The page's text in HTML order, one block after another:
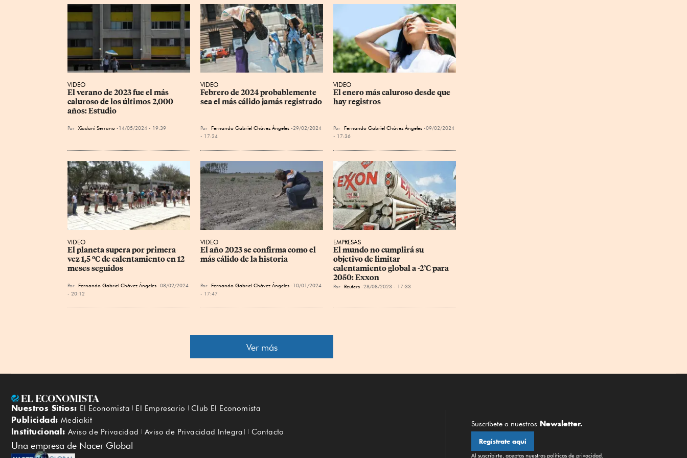
VIDEO
El verano de 2023 fue el más
caluroso de los últimos 2,000
años: Estudio
Por Xiadani Serrano 14/05/2024 - 19:39
VIDEO
Febrero de 2024 probablemente
sea el más cálido jamás registrado
Por Fernando Gabriel Chávez Ángeles 29/02/2024
- 17:24
VIDEO
El enero más caluroso desde que
hay registros
Por Fernando Gabriel Chávez Ángeles 09/02/2024
- 17:36
VIDEO
El planeta supera por primera
vez 1,5 ºC de calentamiento en 12
meses seguidos
Por Fernando Gabriel Chávez Ángeles 08/02/2024
- 20:12
VIDEO
El año 2023 se confirma como el
más cálido de la historia
Por Fernando Gabriel Chávez Ángeles
10/01/2024
- 17:47
EMPRESAS
El mundo no cumplirá su
objetivo de limitar
calentamiento global a -2°C para
2050: Exxon
Por Reuters 28/08/2023 - 17:33
Ver más
Nuestros Sitios: El Economista El Empresario Club El Economista
Publicidad: Mediakit
Institucional: Aviso de Privacidad Aviso de Privacidad Integral Contacto
Una empresa de Nacer Global
Suscríbete a nuestros Newsletter.
Regístrate aquí
Al suscribirte, aceptas nuestras políticas de privacidad